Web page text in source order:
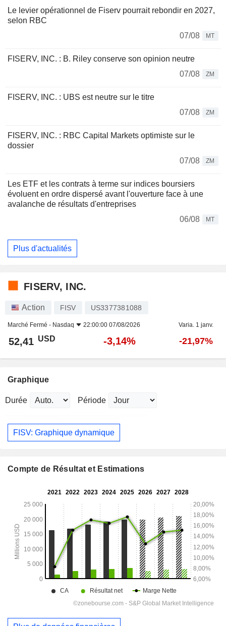
Le levier opérationnel de Fiserv pourrait rebondir en 2027,
selon RBC
07/08
MT
FISERV, INC. : B. Riley conserve son opinion neutre
07/08
ZM
FISERV, INC. : UBS est neutre sur le titre
07/08
ZM
FISERV, INC. : RBC Capital Markets optimiste sur le
dossier
07/08
ZM
Les ETF et les contrats à terme sur indices boursiers
évoluent en ordre dispersé avant l'ouverture face à une
avalanche de résultats d'entreprises
06/08
MT
Plus d'actualités
FISERV, INC.
Action FISV US3377381088
Marché Fermé - Nasdaq 22:00:00 07/08/2026 Varia. 1 janv.
52,41 USD -3,14% -21,97%
Graphique
Durée Période
FISV: Graphique dynamique
Compte de Résultat et Estimations